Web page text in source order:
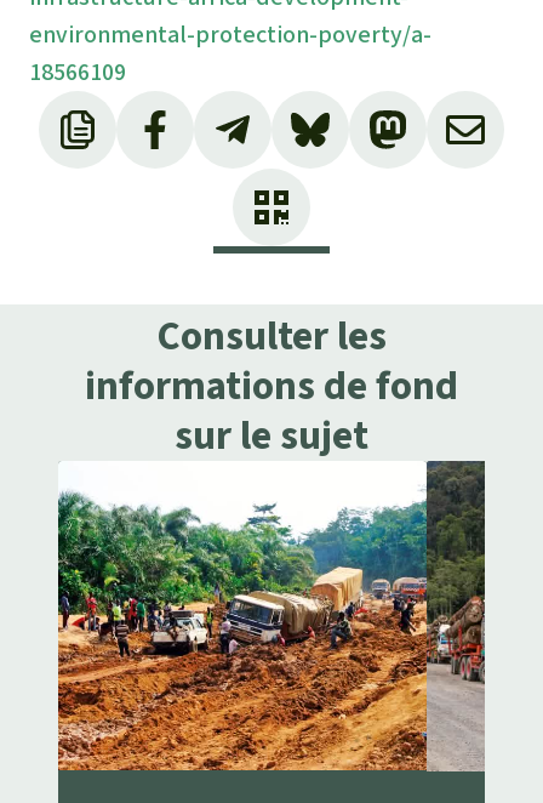
environmental-protection-poverty/a-
18566109
Consulter les
informations de fond
sur le sujet